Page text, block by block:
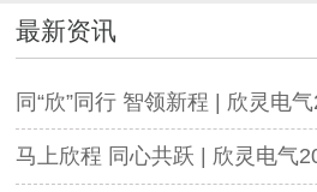
最新资讯
同“欣”同行 智领新程 | 欣灵电气2025年度表彰总
马上欣程 同心共跃 | 欣灵电气